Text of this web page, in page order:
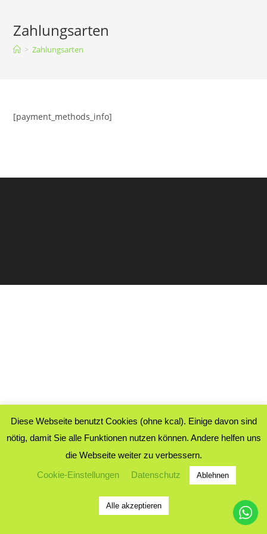
springen
Zahlungsarten
> Zahlungsarten
[payment_methods_info]
Diese Webseite benutzt Cookies (ohne kcal). Einige davon sind
nötig, damit Sie alle Funktionen nutzen können. Andere helfen uns
die Webseite weiter zu verbessern.
Cookie-Einstellungen
Datenschutz Ablehnen
Alle akzeptieren